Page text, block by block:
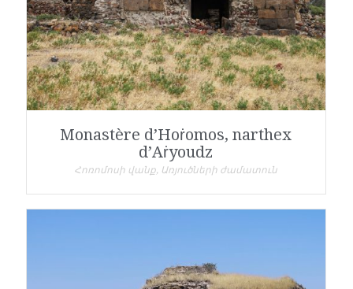
Monastère d’Hoṙomos, narthex
d’Aṙyoudz
Հոռոմոսի վանք, Առյուծների ժամատուն